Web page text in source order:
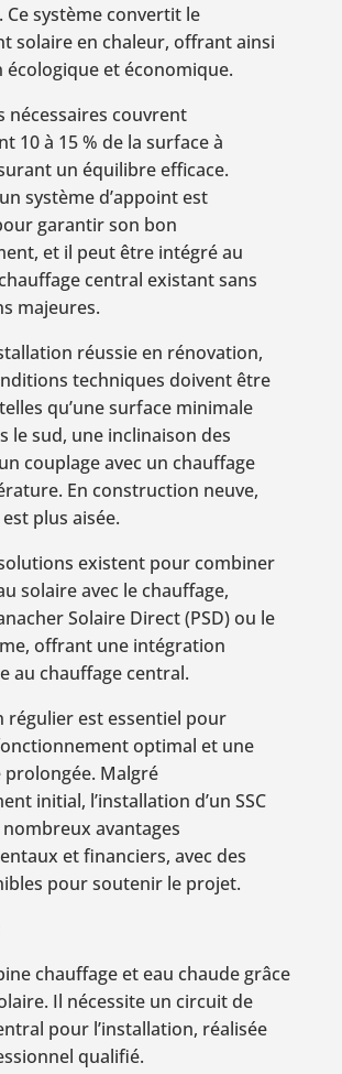
Ce système convertit le
solaire en chaleur, offrant ainsi
écologique et économique.
nécessaires couvrent
10 à 15 % de la surface à
un équilibre efficace.
système d’appoint est
garantir son bon
et il peut être intégré au
central existant sans
majeures.
réussie en rénovation,
techniques doivent être
qu’une surface minimale
le sud, une inclinaison des
couplage avec un chauffage
En construction neuve,
plus aisée.
existent pour combiner
solaire avec le chauffage,
Solaire Direct (PSD) ou le
offrant une intégration
au chauffage central.
régulier est essentiel pour
optimal et une
prolongée. Malgré
initial, l’installation d’un SSC
avantages
et financiers, avec des
pour soutenir le projet.
chauffage et eau chaude grâce
Il nécessite un circuit de
pour l’installation, réalisée
qualifié.